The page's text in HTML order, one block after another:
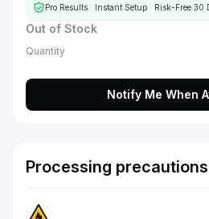
Pro Results · Instant Setup · Risk-Free 30
Out of Stock
Quantity
Notify Me When
Processing precautions